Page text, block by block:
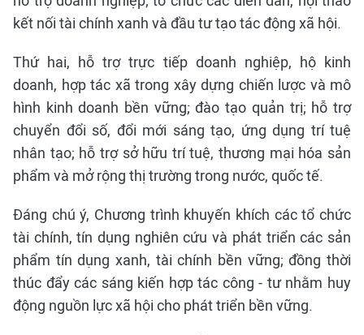
kết nối tài chính xanh và đầu tư tạo tác động xã hội.
Thứ hai, hỗ trợ trực tiếp doanh nghiệp, hộ kinh
doanh, hợp tác xã trong xây dựng chiến lược và mô
hình kinh doanh bền vững; đào tạo quản trị; hỗ trợ
chuyển đổi số, đổi mới sáng tạo, ứng dụng trí tuệ
nhân tạo; hỗ trợ sở hữu trí tuệ, thương mại hóa sản
phẩm và mở rộng thị trường trong nước, quốc tế.
Đáng chú ý, Chương trình khuyến khích các tổ chức
tài chính, tín dụng nghiên cứu và phát triển các sản
phẩm tín dụng xanh, tài chính bền vững; đồng thời
thúc đẩy các sáng kiến hợp tác công - tư nhằm huy
động nguồn lực xã hội cho phát triển bền vững.